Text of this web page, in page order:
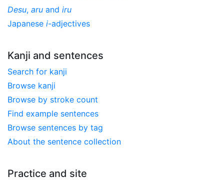
Desu, aru and iru
Japanese i-adjectives
Kanji and sentences
Search for kanji
Browse kanji
Browse by stroke count
Find example sentences
Browse sentences by tag
About the sentence collection
Practice and site